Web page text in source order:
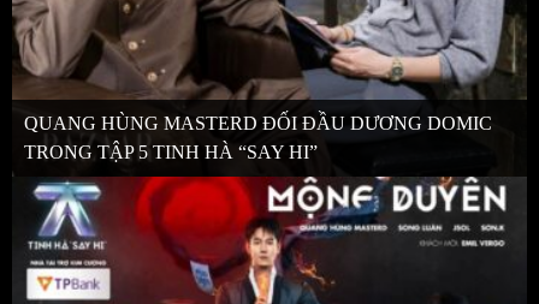
QUANG HÙNG MASTERD ĐỐI ĐẦU DƯƠNG DOMIC
TRONG TẬP 5 TINH HÀ “SAY HI”